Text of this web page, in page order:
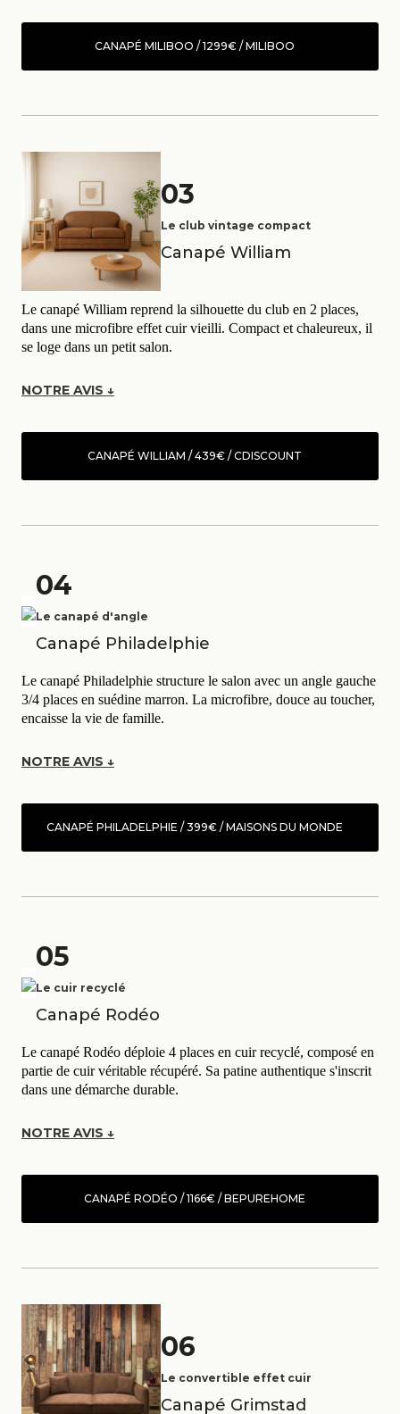
CANAPÉ MILIBOO / 1299€ / MILIBOO
03
Le club vintage compact
Canapé William
Le canapé William reprend la silhouette du club en 2 places,
dans une microfibre effet cuir vieilli. Compact et chaleureux, il
se loge dans un petit salon.
NOTRE AVIS ↓
CANAPÉ WILLIAM / 439€ / CDISCOUNT
04
Le canapé d'angle
Canapé Philadelphie
Le canapé Philadelphie structure le salon avec un angle gauche
3/4 places en suédine marron. La microfibre, douce au toucher,
encaisse la vie de famille.
NOTRE AVIS ↓
CANAPÉ PHILADELPHIE / 399€ / MAISONS DU MONDE
05
Le cuir recyclé
Canapé Rodéo
Le canapé Rodéo déploie 4 places en cuir recyclé, composé en
partie de cuir véritable récupéré. Sa patine authentique s'inscrit
dans une démarche durable.
NOTRE AVIS ↓
CANAPÉ RODÉO / 1166€ / BEPUREHOME
06
Le convertible effet cuir
Canapé Grimstad